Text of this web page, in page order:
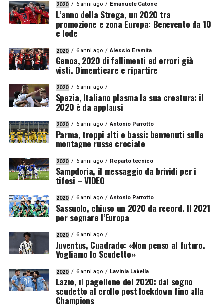
2020 6 anni ago Emanuele Catone
L’anno della Strega, un 2020 tra
promozione e zona Europa: Benevento da 10
e lode
2020 6 anni ago Alessio Eremita
Genoa, 2020 di fallimenti ed errori già
visti. Dimenticare e ripartire
2020 6 anni ago
Spezia, Italiano plasma la sua creatura: il
2020 è da applausi
2020 6 anni ago Antonio Parrotto
Parma, troppi alti e bassi: benvenuti sulle
montagne russe crociate
2020 6 anni ago Reparto tecnico
Sampdoria, il messaggio da brividi per i
tifosi – VIDEO
2020 6 anni ago Antonio Parrotto
Sassuolo, chiuso un 2020 da record. Il 2021
per sognare l’Europa
2020 6 anni ago
Juventus, Cuadrado: «Non penso al futuro.
Vogliamo lo Scudetto»
2020 6 anni ago Lavinia Labella
Lazio, il pagellone del 2020: dal sogno
scudetto al crollo post lockdown fino alla
Champions